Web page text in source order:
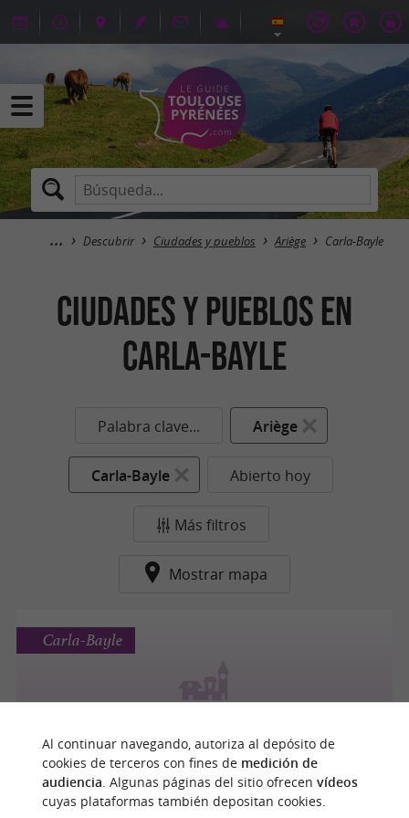
Descubrir Ciudades y pueblos Ariège Carla-Bayle
Ciudades y pueblos en
Carla-Bayle
Palabra clave... Ariège
Carla-Bayle Abierto hoy
Más filtros
Mostrar mapa
Carla-Bayle
Al continuar navegando, autoriza al depósito de
cookies de terceros con fines de medición de
audiencia. Algunas páginas del sitio ofrecen vídeos
cuyas plataformas también depositan cookies.